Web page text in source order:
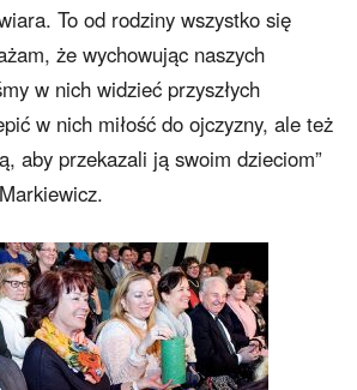
To od rodziny wszystko się
że wychowując naszych
w nich widzieć przyszłych
w nich miłość do ojczyzny, ale też
aby przekazali ją swoim dzieciom”